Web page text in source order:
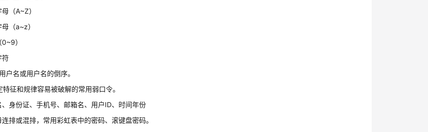
（A~Z）
（a~z）
）
符
户名或用户名的倒序。
征和规律容易被破解的常用弱口令。
、身份证、手机号、邮箱名、用户ID、时间年份
排或混排，常用彩虹表中的密码、滚键盘密码。